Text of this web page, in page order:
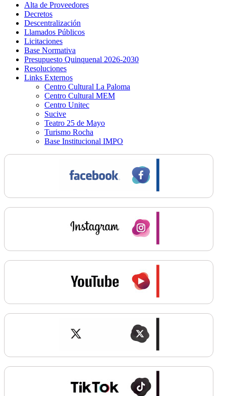
Alta de Proveedores
Decretos
Descentralización
Llamados Públicos
Licitaciones
Base Normativa
Presupuesto Quinquenal 2026-2030
Resoluciones
Links Externos
Centro Cultural La Paloma
Centro Cultural MEM
Centro Unitec
Sucive
Teatro 25 de Mayo
Turismo Rocha
Base Institucional IMPO